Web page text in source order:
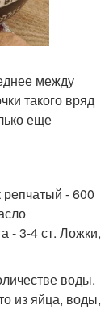
между
такого вряд
еще
репчатый - 600
- 3-4 ст. Ложки,
воды.
из яйца, воды,